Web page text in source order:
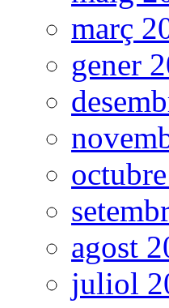
març
gener
agost
juliol